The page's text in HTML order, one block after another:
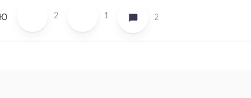
2 1 2